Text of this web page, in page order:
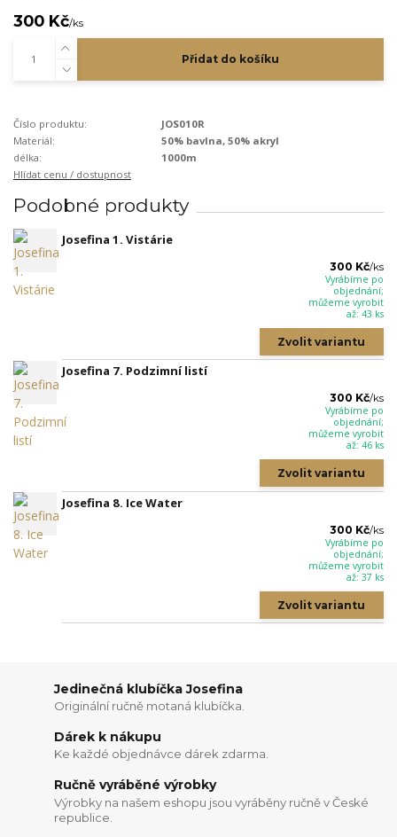
300 Kč/ks
Přidat do košíku
Číslo produktu:
JOS010R
Materiál:
50% bavlna, 50% akryl
délka:
1000m
Hlídat cenu / dostupnost
Podobné produkty
Josefina 1. Vistárie
300 Kč/ks
Vyrábíme po
objednání;
můžeme vyrobit
až: 43 ks
Zvolit variantu
Josefina 7. Podzimní listí
300 Kč/ks
Vyrábíme po
objednání;
můžeme vyrobit
až: 46 ks
Zvolit variantu
Josefina 8. Ice Water
300 Kč/ks
Vyrábíme po
objednání;
můžeme vyrobit
až: 37 ks
Zvolit variantu
Jedinečná klubíčka Josefina
Originální ručně motaná klubíčka.
Dárek k nákupu
Ke každé objednávce dárek zdarma.
Ručně vyráběné výrobky
Výrobky na našem eshopu jsou vyráběny ručně v České
republice.